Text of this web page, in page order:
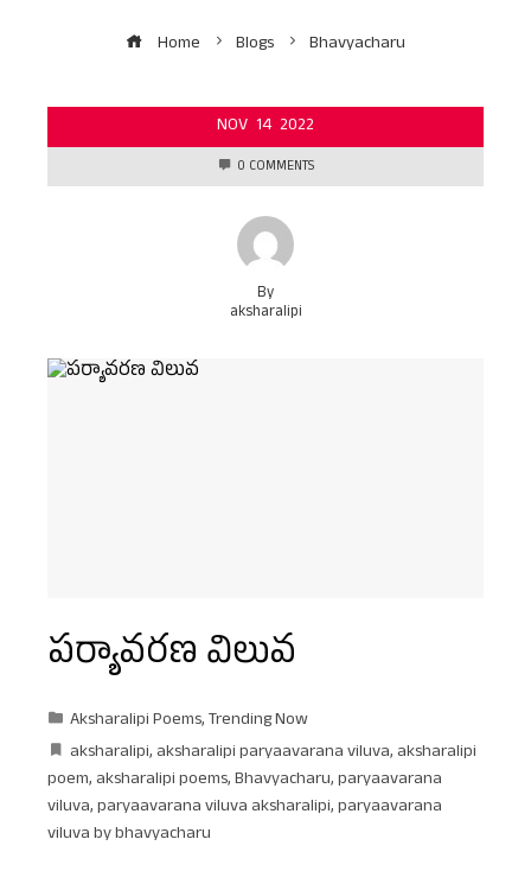
Home Blogs Bhavyacharu
NOV 14 2022
0 COMMENTS
By
aksharalipi
పర్యావరణ విలువ
Aksharalipi Poems,Trending Now
aksharalipi, aksharalipi paryaavarana viluva, aksharalipi
poem, aksharalipi poems,Bhavyacharu,paryaavarana
viluva,paryaavarana viluva aksharalipi,paryaavarana
viluva by bhavyacharu